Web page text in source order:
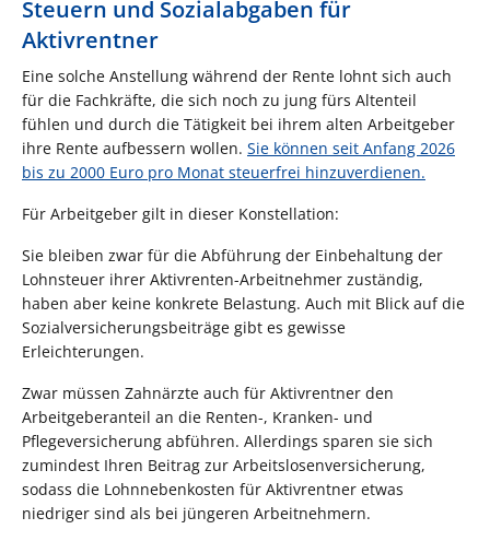
Steuern und Sozialabgaben für
Aktivrentner
Eine solche Anstellung während der Rente lohnt sich auch
für die Fachkräfte, die sich noch zu jung fürs Altenteil
fühlen und durch die Tätigkeit bei ihrem alten Arbeitgeber
ihre Rente aufbessern wollen. Sie können seit Anfang 2026
bis zu 2000 Euro pro Monat steuerfrei hinzuverdienen.
Für Arbeitgeber gilt in dieser Konstellation:
Sie bleiben zwar für die Abführung der Einbehaltung der
Lohnsteuer ihrer Aktivrenten-Arbeitnehmer zuständig,
haben aber keine konkrete Belastung. Auch mit Blick auf die
Sozialversicherungsbeiträge gibt es gewisse
Erleichterungen.
Zwar müssen Zahnärzte auch für Aktivrentner den
Arbeitgeberanteil an die Renten-, Kranken- und
Pflegeversicherung abführen. Allerdings sparen sie sich
zumindest Ihren Beitrag zur Arbeitslosenversicherung,
sodass die Lohnnebenkosten für Aktivrentner etwas
niedriger sind als bei jüngeren Arbeitnehmern.